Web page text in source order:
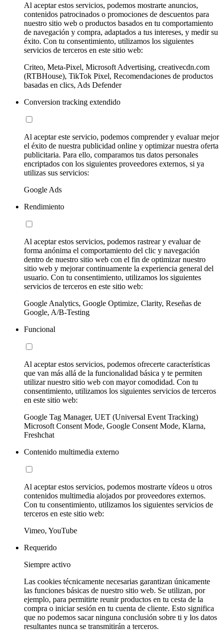
Al aceptar estos servicios, podemos mostrarte anuncios,
contenidos patrocinados o promociones de descuentos para
nuestro sitio web o productos basados en tu comportamiento
de navegación y compra, adaptados a tus intereses, y medir su
éxito. Con tu consentimiento, utilizamos los siguientes
servicios de terceros en este sitio web:
Criteo, Meta-Pixel, Microsoft Advertising, creativecdn.com
(RTBHouse), TikTok Pixel, Recomendaciones de productos
basadas en clics, Ads Defender
Conversion tracking extendido
Al aceptar este servicio, podemos comprender y evaluar mejor
el éxito de nuestra publicidad online y optimizar nuestra oferta
publicitaria. Para ello, comparamos tus datos personales
encriptados con los siguientes proveedores externos, si ya
utilizas sus servicios:
Google Ads
Rendimiento
Al aceptar estos servicios, podemos rastrear y evaluar de
forma anónima el comportamiento del clic y navegación
dentro de nuestro sitio web con el fin de optimizar nuestro
sitio web y mejorar continuamente la experiencia general del
usuario. Con tu consentimiento, utilizamos los siguientes
servicios de terceros en este sitio web:
Google Analytics, Google Optimize, Clarity, Reseñas de
Google, A/B-Testing
Funcional
Al aceptar estos servicios, podemos ofrecerte características
que van más allá de la funcionalidad básica y te permiten
utilizar nuestro sitio web con mayor comodidad. Con tu
consentimiento, utilizamos los siguientes servicios de terceros
en este sitio web:
Google Tag Manager, UET (Universal Event Tracking)
Microsoft Consent Mode, Google Consent Mode, Klarna,
Freshchat
Contenido multimedia externo
Al aceptar estos servicios, podemos mostrarte vídeos u otros
contenidos multimedia alojados por proveedores externos.
Con tu consentimiento, utilizamos los siguientes servicios de
terceros en este sitio web:
Vimeo, YouTube
Requerido
Siempre activo
Las cookies técnicamente necesarias garantizan únicamente
las funciones básicas de nuestro sitio web. Se utilizan, por
ejemplo, para permitirte reunir productos en tu cesta de la
compra o iniciar sesión en tu cuenta de cliente. Esto significa
que no podemos sacar ninguna conclusión sobre ti y los datos
resultantes nunca se transmitirán a terceros.